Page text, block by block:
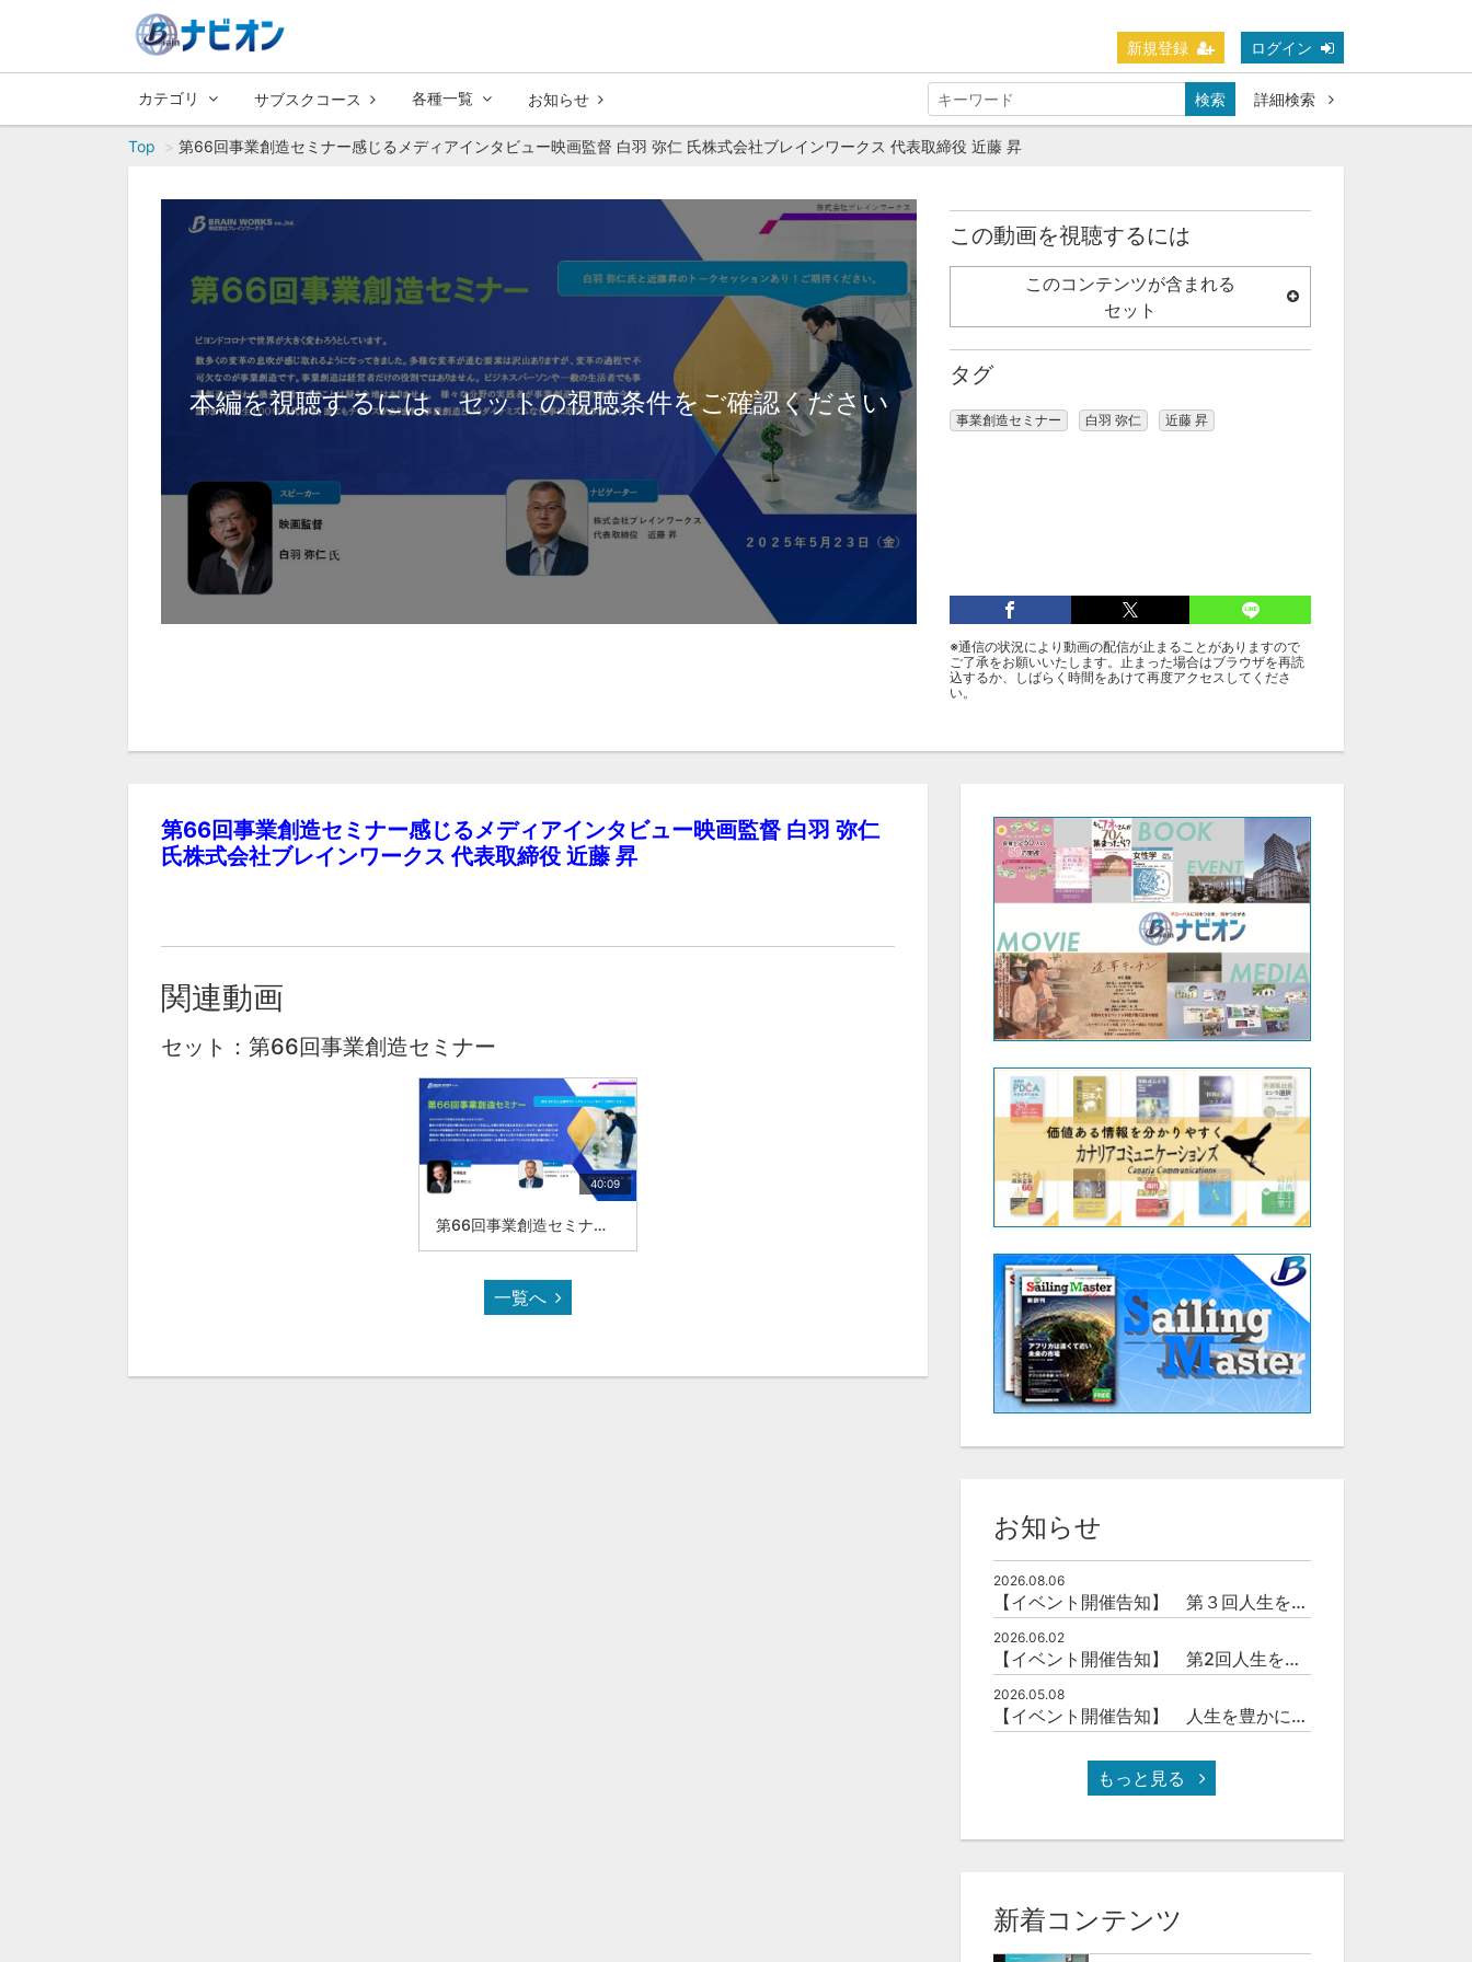
新規登録 ログイン
カテゴリ サブスクコース 各種一覧 お知らせ 検索 詳細検索
Top 第66回事業創造セミナー感じるメディアインタビュー映画監督 白羽 弥仁 氏株式会社ブレインワークス 代表取締役 近藤 昇
本編を視聴するには、セットの視聴条件をご確認ください
この動画を視聴するには
このコンテンツが含まれる
セット
タグ
事業創造セミナー 白羽 弥仁 近藤 昇
※通信の状況により動画の配信が止まることがありますので
ご了承をお願いいたします。止まった場合はブラウザを再読
込するか、しばらく時間をあけて再度アクセスしてくださ
い。
第66回事業創造セミナー感じるメディアインタビュー映画監督 白羽 弥仁
氏株式会社ブレインワークス 代表取締役 近藤 昇
関連動画
セット：第66回事業創造セミナー
40:09
第66回事業創造セミナー感じるメディアインタビュー映画監督 白羽 弥仁 氏株式会社ブレインワークス 代表取締役 近藤 昇
一覧へ
お知らせ
2026.08.06
【イベント開催告知】 第３回人生を豊かにする「本の力」を学ぶ会
2026.06.02
【イベント開催告知】 第2回人生を豊かにする「本の力」を学ぶ会
2026.05.08
【イベント開催告知】 人生を豊かにする「本の力」を学ぶ会
もっと見る
新着コンテンツ